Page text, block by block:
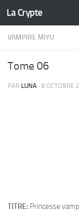
Skip to content
La Crypte
VAMPIRE MIYU
Tome 06
PAR LUNA · 8 OCTOBRE
TITRE: Princesse